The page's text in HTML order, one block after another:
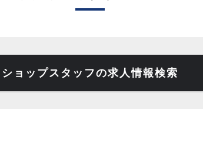
ショップスタッフの求人情報検索